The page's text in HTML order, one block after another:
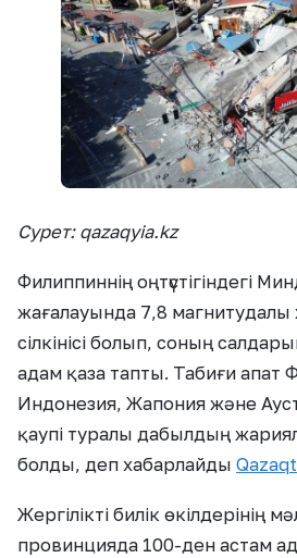
Сурет: qazaqyia.kz
Филиппиннің оңтүстігіндегі
жағалауында 7,8
сілкінісі болып, соның
адам қаза тапты. Табиғи апат
Индонезия, Жапония және
қаупі туралы дабылдың
болды, деп хабарлайды
Жергілікті билік өкілдерінің
провинцияда 100-ден астам